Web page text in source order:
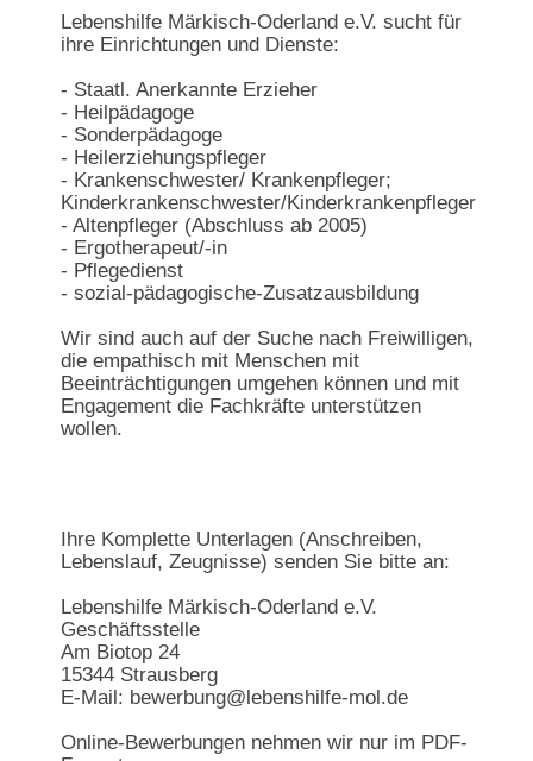
Lebenshilfe Märkisch-Oderland e.V. sucht für
ihre Einrichtungen und Dienste:
- Staatl. Anerkannte Erzieher
- Heilpädagoge
- Sonderpädagoge
- Heilerziehungspfleger
- Krankenschwester/ Krankenpfleger;
Kinderkrankenschwester/Kinderkrankenpfleger
- Altenpfleger (Abschluss ab 2005)
- Ergotherapeut/-in
- Pflegedienst
- sozial-pädagogische-Zusatzausbildung
Wir sind auch auf der Suche nach Freiwilligen,
die empathisch mit Menschen mit
Beeinträchtigungen umgehen können und mit
Engagement die Fachkräfte unterstützen
wollen.
Ihre Komplette Unterlagen (Anschreiben,
Lebenslauf, Zeugnisse) senden Sie bitte an:
Lebenshilfe Märkisch-Oderland e.V.
Geschäftsstelle
Am Biotop 24
15344 Strausberg
E-Mail: bewerbung@lebenshilfe-mol.de
Online-Bewerbungen nehmen wir nur im PDF-